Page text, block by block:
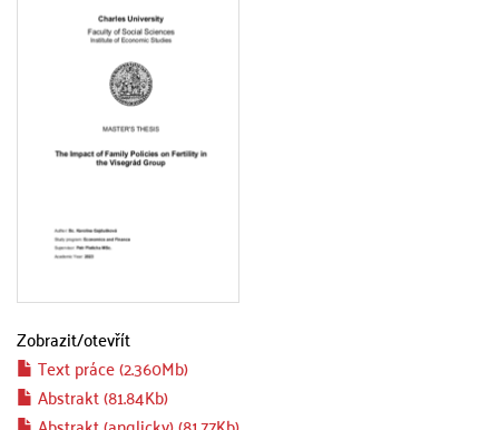
Zobrazit/otevřít
Text práce (2.360Mb)
Abstrakt (81.84Kb)